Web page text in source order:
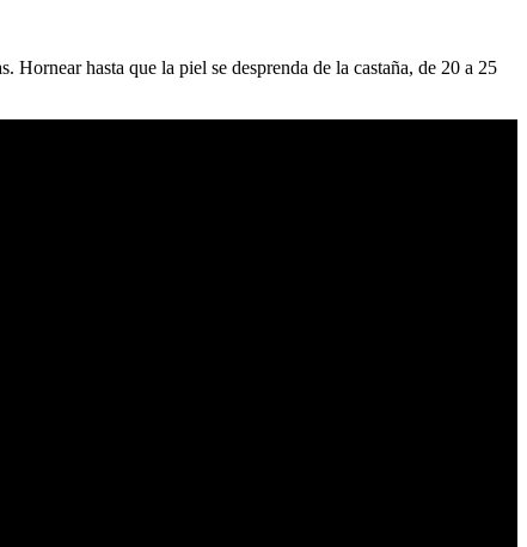
Hornear hasta que la piel se desprenda de la castaña, de 20 a 25